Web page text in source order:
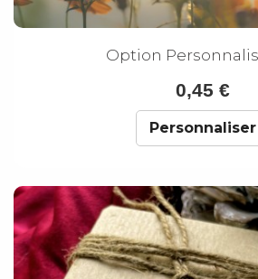
Option
0,45 €
Personnaliser